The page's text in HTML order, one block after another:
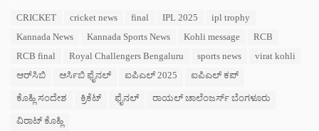
CRICKET cricket news final IPL 2025
ipl trophy
Kannada News
Kannada Sports News Kohli message
RCB
RCB final
Royal Challengers Bengaluru sports news
virat kohli
ಆರ್‌ಸಿಬಿ
ಆರ್ಸಿಬಿ ಫೈನಲ್ ಐಪಿಎಲ್ 2025 ಐಪಿಎಲ್ ಕಪ್
ಕೊಹ್ಲಿ ಸಂದೇಶ ಕ್ರಿಕೆಟ್ ಫೈನಲ್ ರಾಯಲ್ ಚಾಲೆಂಜರ್ಸ್ ಬೆಂಗಳೂರು
ವಿರಾಟ್ ಕೊಹ್ಲಿ